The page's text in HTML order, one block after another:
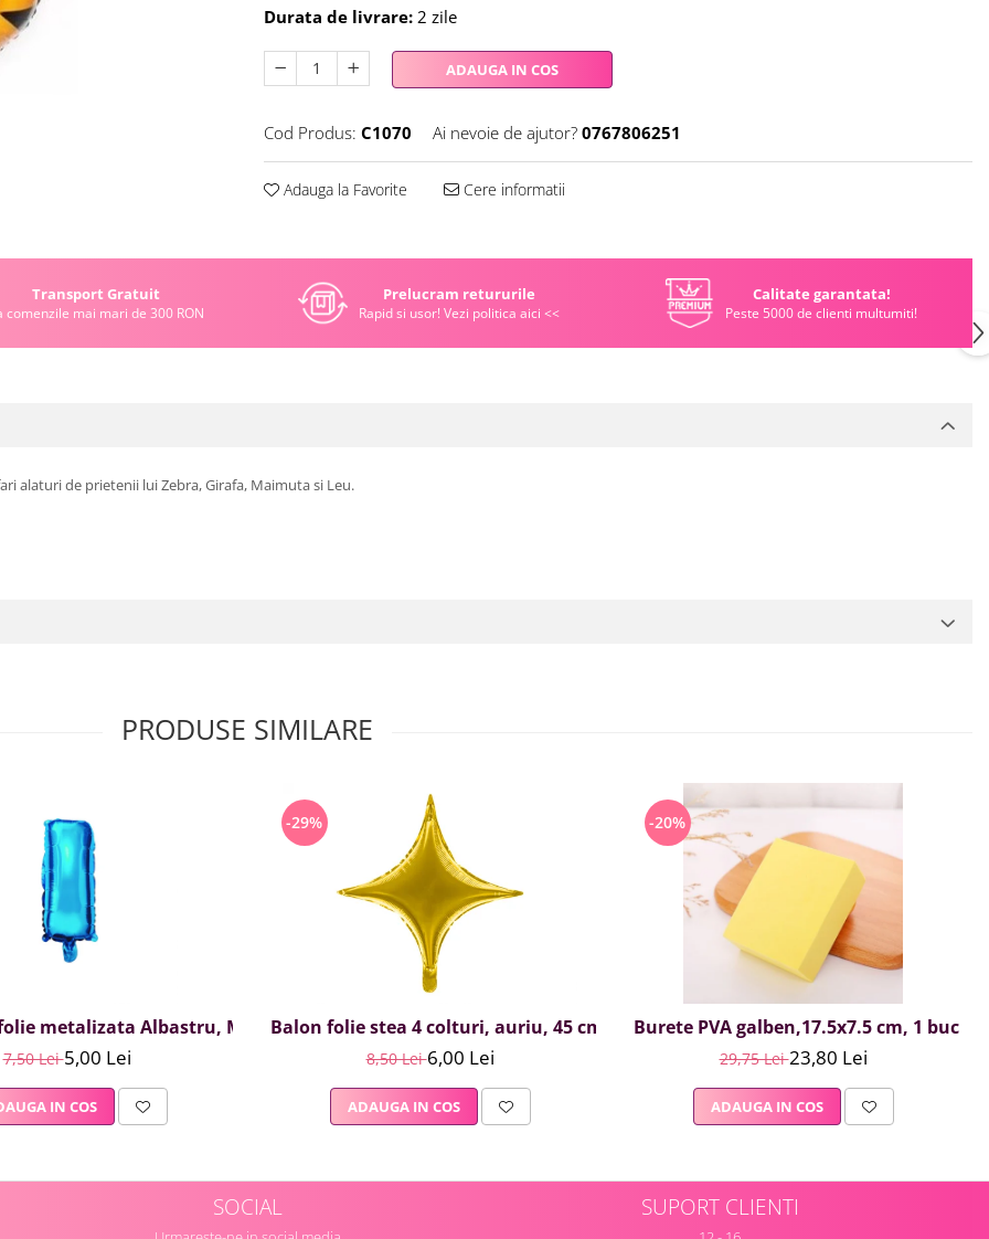
Durata de livrare: 2 zile
ADAUGA IN COS
Cod Produs: C1070 Ai nevoie de ajutor? 0767806251
Adauga la Favorite Cere informatii
Transport Gratuit
comenzile mai mari de 300 RON
Prelucram retururile
Rapid si usor! Vezi politica aici <<
Calitate garantata!
Peste 5000 de clienti multumiti!
alaturi de prietenii lui Zebra, Girafa, Maimuta si Leu.
PRODUSE SIMILARE
metalizata Albastru, Mirific Party, Litera I, 40 cm
7,50 Lei5,00 Lei
IN COS
-29%
Balon folie stea 4 colturi, auriu, 45 cm
8,50 Lei6,00 Lei
ADAUGA IN COS
-20%
Burete PVA galben,17.5x7.5 cm, 1 buc
29,75 Lei23,80 Lei
ADAUGA IN COS
SOCIAL SUPORT CLIENTI